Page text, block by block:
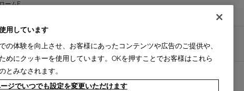
ームF
￥671,000 【在庫品】
】仕様＝張地
レーZP
￥528,000 【在庫品】
用しています
の体験を向上させ、お客様にあったコンテンツや広告のご提供や、
めにクッキーを使用しています。OKを押すことでお客様はこれら
とみなされます。
ジでいつでも設定を変更いただけます